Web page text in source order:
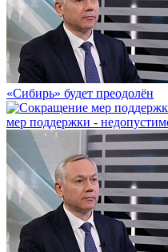
«Сибирь» будет преодолён
мер поддержки -